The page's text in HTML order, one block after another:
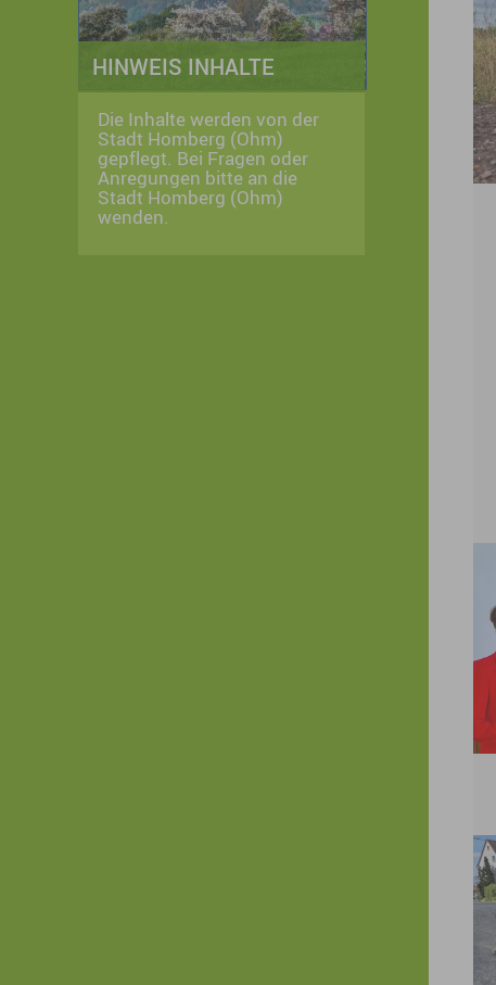
HINWEIS INHALTE
Die Inhalte werden von der
Stadt Homberg (Ohm)
gepflegt. Bei Fragen oder
Anregungen bitte an die
Stadt Homberg (Ohm)
wenden.